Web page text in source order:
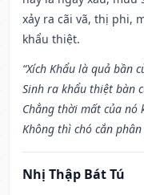
xảy ra cãi vã, thị phi,
khẩu thiệt.
“Xích Khẩu là quả bần
Sinh ra khẩu thiệt bàn
Chẳng thời mất của nó
Không thì chó cắn
Nhị Thập Bát Tú